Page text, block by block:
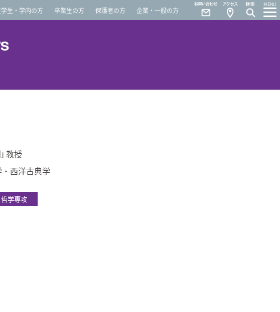
生・学内の方 卒業生の方 保護者の方 企業・一般の方
MENU
Access
Contact
教授
西洋古典学
学専攻